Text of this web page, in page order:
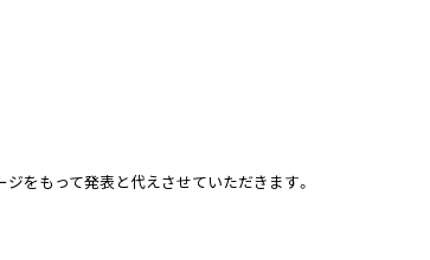
をもって発表と代えさせていただきます。